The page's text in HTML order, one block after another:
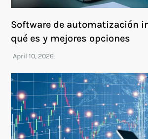
Software de automatización
qué es y mejores opciones